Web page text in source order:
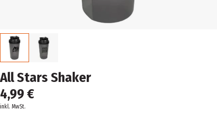
All Stars Shaker
4,99 €
inkl. MwSt.